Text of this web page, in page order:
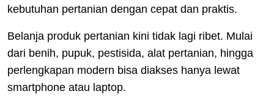
kebutuhan pertanian dengan cepat dan praktis.
Belanja produk pertanian kini tidak lagi ribet. Mulai
dari benih, pupuk, pestisida, alat pertanian, hingga
perlengkapan modern bisa diakses hanya lewat
smartphone atau laptop.